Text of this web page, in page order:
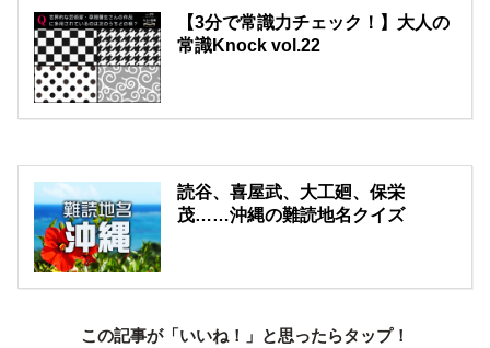
【3分で常識力チェック！】大人の
常識Knock vol.22
読谷、喜屋武、大工廻、保栄
茂……沖縄の難読地名クイズ
この記事が「いいね！」と思ったらタップ！